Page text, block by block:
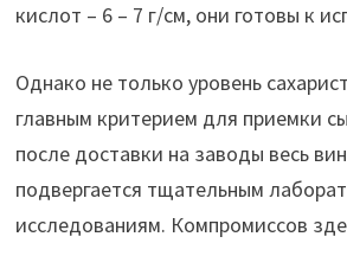
кислот – 6 – 7 г/см, они готовы к
Однако не только уровень
главным критерием для приемки
после доставки на заводы весь
подвергается тщательным
исследованиям. Компромиссов